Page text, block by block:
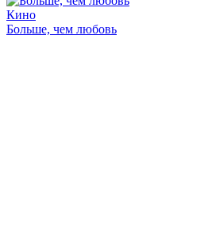
Кино
Больше, чем любовь